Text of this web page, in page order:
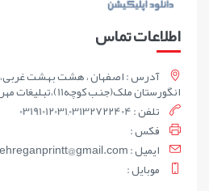
اطلاعات تماس
آدرس : اصفهان ، هشت بهشت غربی،
انگورستان ملک(جنب کوچه11)،تبلیغات مهرگان طرح
تلفن : 03191012031,03132722404
فکس :
ايميل : mehreganprintt@gmail.com
موبايل :